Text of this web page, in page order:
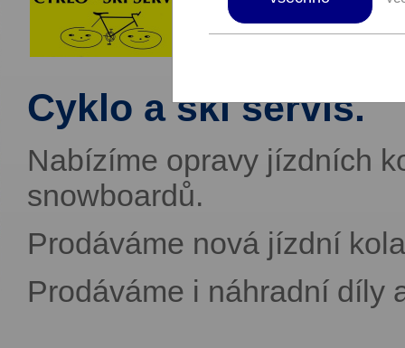
Cyklo a ski servis.
Nabízíme opravy jízdních
snowboardů.
Prodáváme nová jízdní
Prodáváme i náhradní díly